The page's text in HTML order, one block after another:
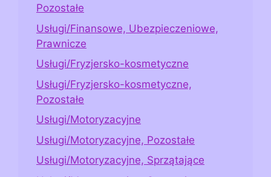
Pozostałe
Usługi/Finansowe, Ubezpieczeniowe,
Prawnicze
Usługi/Fryzjersko-kosmetyczne
Usługi/Fryzjersko-kosmetyczne,
Pozostałe
Usługi/Motoryzacyjne
Usługi/Motoryzacyjne, Pozostałe
Usługi/Motoryzacyjne, Sprzątające